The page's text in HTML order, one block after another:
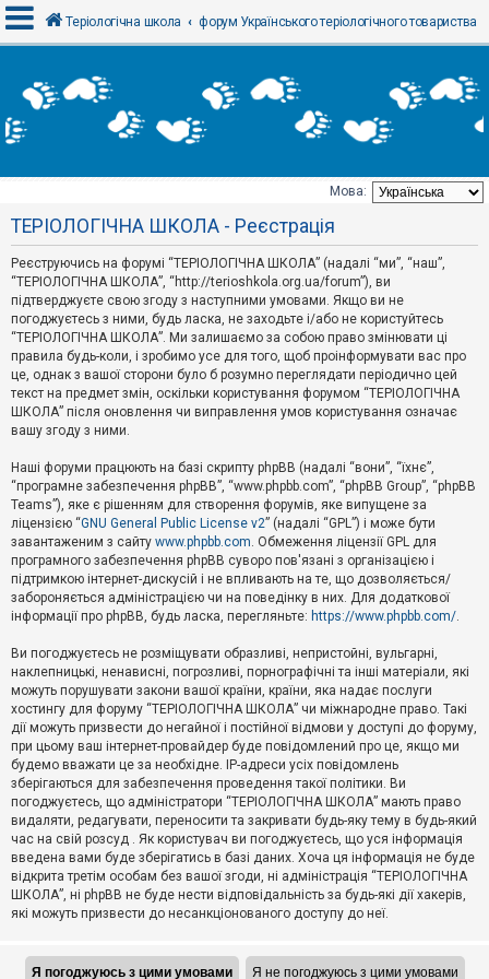
х
і
Т
е
м
и
б
е
з
в
і
д
п
о
в
і
д
й
А
к
т
и
в
н
і
м
и
П
о
ш
у
Д
о
п
о
м
Теріологічна школа форум Українського теріологічного товариства
Мова:
ТЕРІОЛОГІЧНА ШКОЛА - Реєстрація
Реєструючись на форумі “ТЕРІОЛОГІЧНА ШКОЛА” (надалі “ми”, “наш”,
“ТЕРІОЛОГІЧНА ШКОЛА”, “http://terioshkola.org.ua/forum”), ви
підтверджуєте свою згоду з наступними умовами. Якщо ви не
погоджуєтесь з ними, будь ласка, не заходьте і/або не користуйтесь
“ТЕРІОЛОГІЧНА ШКОЛА”. Ми залишаємо за собою право змінювати ці
правила будь-коли, і зробимо усе для того, щоб проінформувати вас про
це, однак з вашої сторони було б розумно переглядати періодично цей
текст на предмет змін, оскільки користування форумом “ТЕРІОЛОГІЧНА
ШКОЛА” після оновлення чи виправлення умов користування означає
вашу згоду з ними.
Наші форуми працюють на базі скрипту phpBB (надалі “вони”, “їхнє”,
“програмне забезпечення phpBB”, “www.phpbb.com”, “phpBB Group”, “phpBB
Teams”), яке є рішенням для створення форумів, яке випущене за
ліцензією “GNU General Public License v2” (надалі “GPL”) і може бути
завантаженим з сайту www.phpbb.com. Обмеження ліцензії GPL для
програмного забезпечення phpBB суворо пов'язані з організацією і
підтримкою інтернет-дискусій і не впливають на те, що дозволяється/
забороняється адміністрацією чи на поведінку в них. Для додаткової
інформації про phpBB, будь ласка, перегляньте: https://www.phpbb.com/.
Ви погоджуєтесь не розміщувати образливі, непристойні, вульгарні,
наклепницькі, ненависні, погрозливі, порнографічні та інші матеріали, які
можуть порушувати закони вашої країни, країни, яка надає послуги
хостингу для форуму “ТЕРІОЛОГІЧНА ШКОЛА” чи міжнародне право. Такі
дії можуть призвести до негайної і постійної відмови у доступі до форуму,
при цьому ваш інтернет-провайдер буде повідомлений про це, якщо ми
будемо вважати це за необхідне. IP-адреси усіх повідомлень
зберігаються для забезпечення проведення такої політики. Ви
погоджуєтесь, що адміністратори “ТЕРІОЛОГІЧНА ШКОЛА” мають право
видаляти, редагувати, переносити та закривати будь-яку тему в будь-який
час на свій розсуд . Як користувач ви погоджуєтесь, що уся інформація
введена вами буде зберігатись в базі даних. Хоча ця інформація не буде
відкрита третім особам без вашої згоди, ні адміністрація “ТЕРІОЛОГІЧНА
ШКОЛА”, ні phpBB не буде нести відповідальність за будь-які дії хакерів,
які можуть призвести до несанкціонованого доступу до неї.